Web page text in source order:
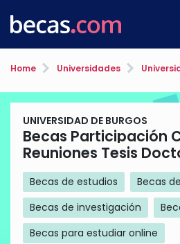
Home Universidades
UNIVERSIDAD DE BURGOS
Becas Participación
Reuniones Tesis
Becas de estudios
Becas
Becas de investigación
Becas para estudiar online